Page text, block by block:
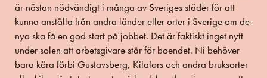
är nästan nödvändigt i många av Sveriges städer för att
kunna anställa från andra länder eller orter i Sverige om de
nya ska få en god start på jobbet. Det är faktiskt inget nytt
under solen att arbetsgivare står för boendet. Ni behöver
bara köra förbi Gustavsberg, Kilafors och andra bruksorter